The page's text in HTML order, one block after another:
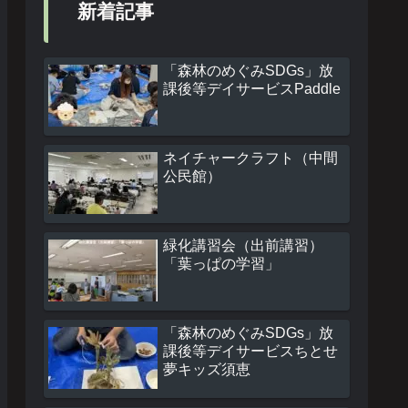
新着記事
「森林のめぐみSDGs」放
課後等デイサービスPaddle
ネイチャークラフト（中間
公民館）
緑化講習会（出前講習）
「葉っぱの学習」
「森林のめぐみSDGs」放
課後等デイサービスちとせ
夢キッズ須恵